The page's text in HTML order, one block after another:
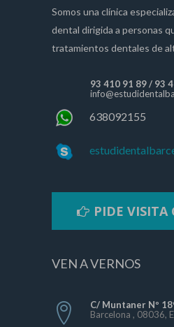
Somos una clínica
dental dirigida a personas
tratamientos dentales de
93 410 91 89/ 93
638092155
PIDE VISITA
VEN A VERNOS
C/ Muntaner Nº
Barcelona , 08036,